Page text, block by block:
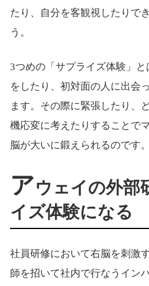
たり、自分を客観視したりで
う。
3つめの「サプライズ体験」
をしたり、初対面の人に出会
ます。その際に緊張したり、
機応変に考えたりすることで
脳が大いに鍛えられるのです。
アウェイの外部
イズ体験になる
社員研修において右脳を刺激
師を招いて社内で行なうイン